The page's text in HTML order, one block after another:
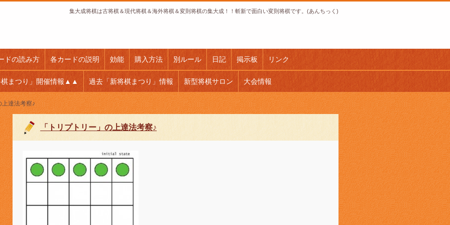
集大成将棋は古将棋＆現代将棋＆海外将棋＆変則将棋の集大成！！斬新で面白い変則将棋です。(あんちっく)
ドの読み方 各カードの説明 効能 購入方法 別ルール 日記 掲示板 リンク
まつり」開催情報▲▲ 過去「新将棋まつり」情報 新型将棋サロン 大会情報
達法考察♪
「トリプトリー」の上達法考察♪